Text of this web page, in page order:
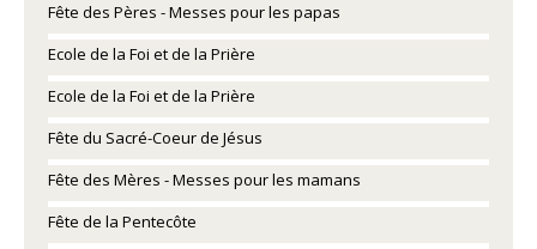
Fête des Pères - Messes pour les papas
Ecole de la Foi et de la Prière
Ecole de la Foi et de la Prière
Fête du Sacré-Coeur de Jésus
Fête des Mères - Messes pour les mamans
Fête de la Pentecôte